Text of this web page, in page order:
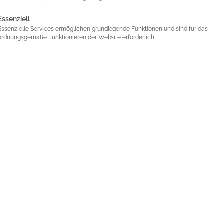
eine Liste der Service-Gruppen, für die eine Einwilligung
Services ermöglichen grundlegende Funktionen und sind für das
Funktionieren der Website erforderlich.